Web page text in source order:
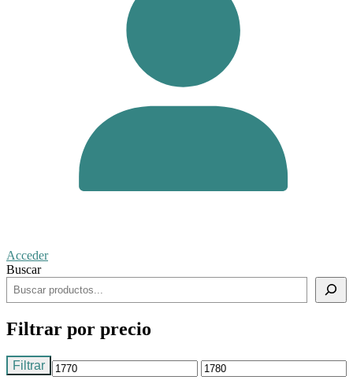
Acceder
Buscar
Filtrar por precio
Precio Precio
Filtrar